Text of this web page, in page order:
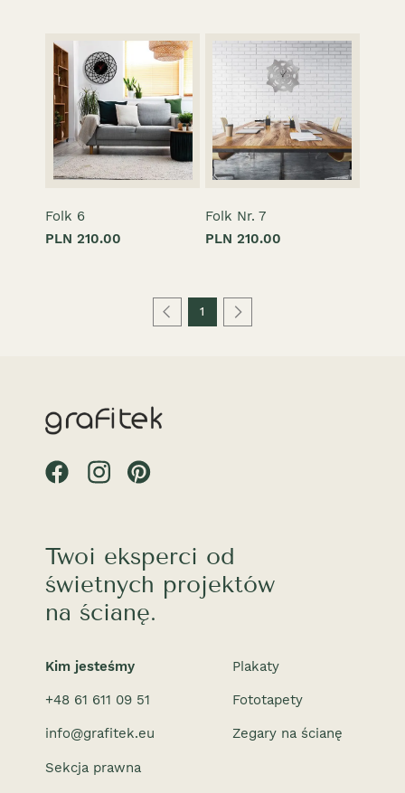
Folk 6
PLN 210.00
Folk Nr. 7
PLN 210.00
1
Twoi eksperci od
świetnych projektów
na ścianę.
Kim jesteśmy
+48 61 611 09 51
info@grafitek.eu
Sekcja prawna
Plakaty
Fototapety
Zegary na ścianę